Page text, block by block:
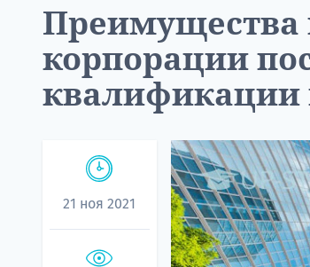
Преимущества
корпорации
квалификации
21 ноя 2021